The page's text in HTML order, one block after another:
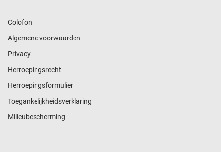
Colofon
Algemene voorwaarden
Privacy
Herroepingsrecht
Herroepingsformulier
Toegankelijkheidsverklaring
Milieubescherming